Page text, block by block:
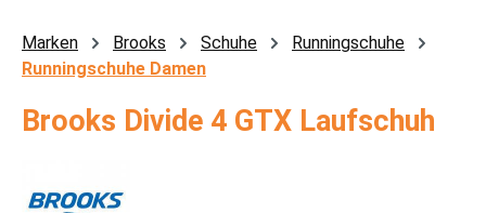
Marken Brooks Schuhe
Runningschuhe
Runningschuhe Damen
Brooks Divide 4 GTX Laufschuh